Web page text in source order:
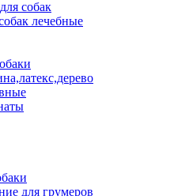
собак
лечебные
для грумеров